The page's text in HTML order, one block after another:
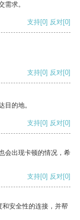
需求。
支持[0] 反对[0]
支持[0] 反对[0]
目的地。
支持[0] 反对[0]
会出现卡顿的情况，希
支持[0] 反对[0]
安全性的连接，并帮